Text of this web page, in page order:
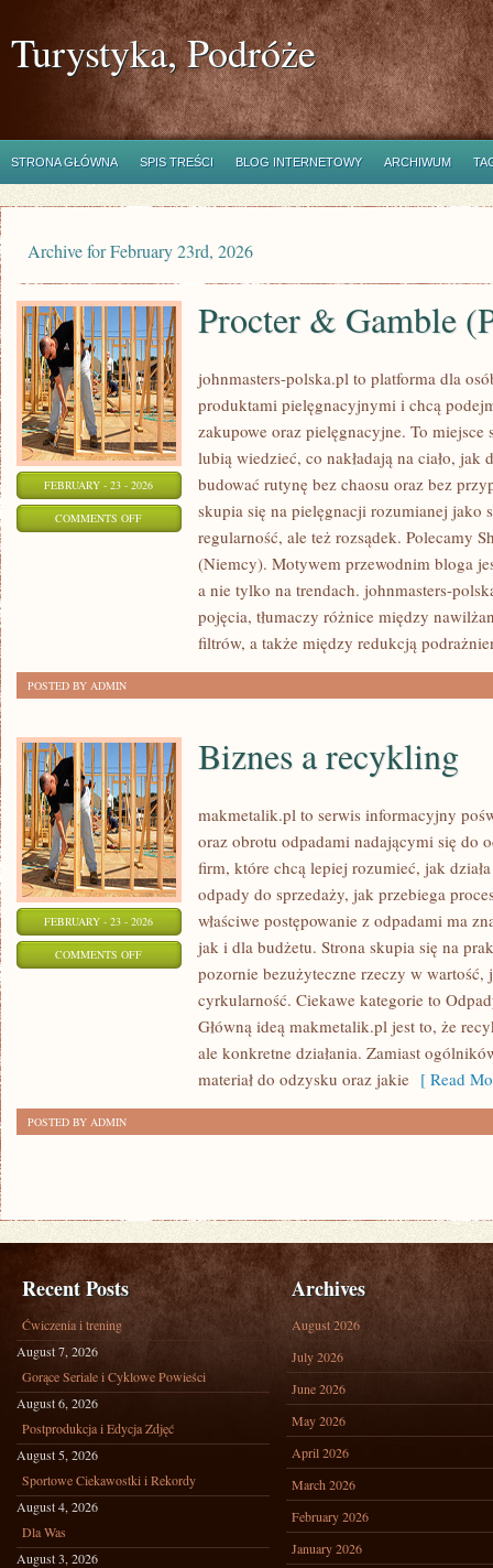
Turystyka, Podróże
STRONA GŁÓWNA SPIS TREŚCI BLOG INTERNETOWY ARCHIWUM
Archive for February 23rd, 2026
FEBRUARY - 23 - 2026
COMMENTS OFFON
Procter & Gamble
johnmasters-polska.pl to platforma dla
produktami pielęgnacyjnymi i chcą
zakupowe oraz pielęgnacyjne. To
lubią wiedzieć, co nakładają na ciało, jak
budować rutynę bez chaosu oraz bez
skupia się na pielęgnacji rozumianej jako
regularność, ale też rozsądek. Polecamy
(Niemcy). Motywem przewodnim bloga
a nie tylko na trendach. johnmasters-
pojęcia, tłumaczy różnice między
filtrów, a także między redukcją
POSTED BY ADMIN
FEBRUARY - 23 - 2026
COMMENTS OFFON
RECYKLING
Biznes a recykling
makmetalik.pl to serwis informacyjny
oraz obrotu odpadami nadającymi się do
firm, które chcą lepiej rozumieć, jak
odpady do sprzedaży, jak przebiega
właściwe postępowanie z odpadami ma
jak i dla budżetu. Strona skupia się na
pozornie bezużyteczne rzeczy w wartość,
cyrkularność. Ciekawe kategorie to
Główną ideą makmetalik.pl jest to, że
ale konkretne działania. Zamiast
materiał do odzysku oraz jakie [ Read
POSTED BY ADMIN
Recent Posts
Ćwiczenia i trening
August 7, 2026
Gorące Seriale i Cyklowe Powieści
August 6, 2026
Postprodukcja i Edycja Zdjęć
August 5, 2026
Sportowe Ciekawostki i Rekordy
August 4, 2026
Dla Was
August 3, 2026
Archives
August 2026
July 2026
June 2026
May 2026
April 2026
March 2026
February 2026
January 2026